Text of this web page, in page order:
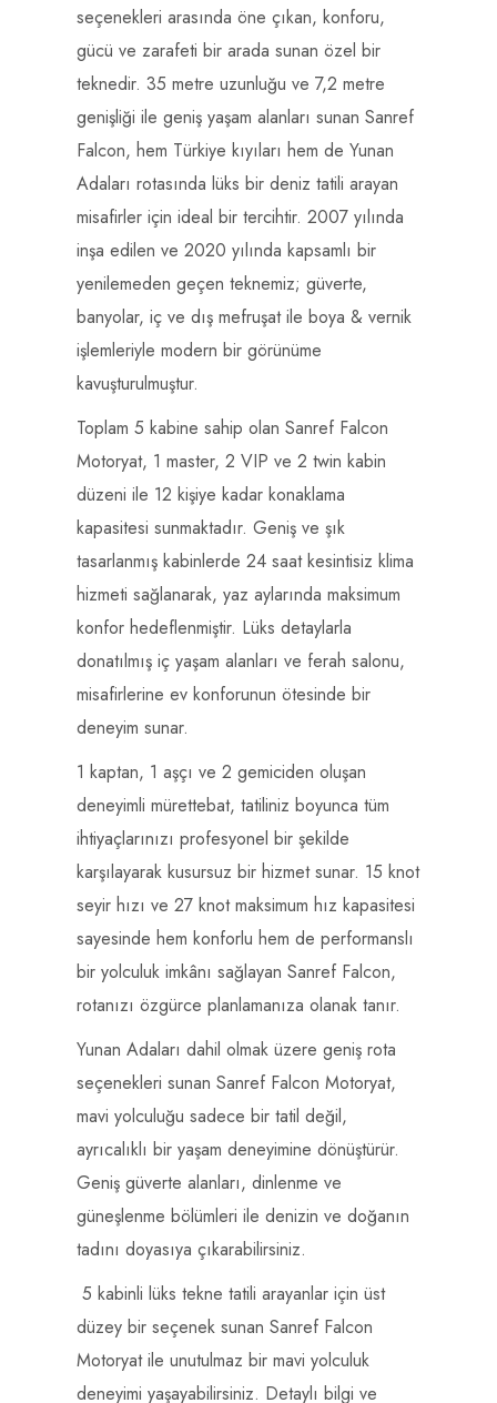
seçenekleri arasında öne çıkan, konforu,
gücü ve zarafeti bir arada sunan özel bir
teknedir. 35 metre uzunluğu ve 7,2 metre
genişliği ile geniş yaşam alanları sunan Sanref
Falcon, hem Türkiye kıyıları hem de Yunan
Adaları rotasında lüks bir deniz tatili arayan
misafirler için ideal bir tercihtir. 2007 yılında
inşa edilen ve 2020 yılında kapsamlı bir
yenilemeden geçen teknemiz; güverte,
banyolar, iç ve dış mefruşat ile boya & vernik
işlemleriyle modern bir görünüme
kavuşturulmuştur.
Toplam 5 kabine sahip olan Sanref Falcon
Motoryat, 1 master, 2 VIP ve 2 twin kabin
düzeni ile 12 kişiye kadar konaklama
kapasitesi sunmaktadır. Geniş ve şık
tasarlanmış kabinlerde 24 saat kesintisiz klima
hizmeti sağlanarak, yaz aylarında maksimum
konfor hedeflenmiştir. Lüks detaylarla
donatılmış iç yaşam alanları ve ferah salonu,
misafirlerine ev konforunun ötesinde bir
deneyim sunar.
1 kaptan, 1 aşçı ve 2 gemiciden oluşan
deneyimli mürettebat, tatiliniz boyunca tüm
ihtiyaçlarınızı profesyonel bir şekilde
karşılayarak kusursuz bir hizmet sunar. 15 knot
seyir hızı ve 27 knot maksimum hız kapasitesi
sayesinde hem konforlu hem de performanslı
bir yolculuk imkânı sağlayan Sanref Falcon,
rotanızı özgürce planlamanıza olanak tanır.
Yunan Adaları dahil olmak üzere geniş rota
seçenekleri sunan Sanref Falcon Motoryat,
mavi yolculuğu sadece bir tatil değil,
ayrıcalıklı bir yaşam deneyimine dönüştürür.
Geniş güverte alanları, dinlenme ve
güneşlenme bölümleri ile denizin ve doğanın
tadını doyasıya çıkarabilirsiniz.
5 kabinli lüks tekne tatili arayanlar için üst
düzey bir seçenek sunan Sanref Falcon
Motoryat ile unutulmaz bir mavi yolculuk
deneyimi yaşayabilirsiniz. Detaylı bilgi ve